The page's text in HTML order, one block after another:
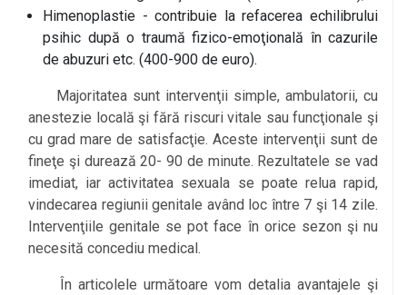
Himenoplastie - contribuie la refacerea echilibrului
psihic după o traumă fizico-emoţională în cazurile
de abuzuri etc. (400-900 de euro).
Majoritatea sunt intervenţii simple, ambulatorii, cu
anestezie locală şi fără riscuri vitale sau funcţionale şi
cu grad mare de satisfacţie. Aceste intervenţii sunt de
fineţe şi durează 20- 90 de minute. Rezultatele se vad
imediat, iar activitatea sexuala se poate relua rapid,
vindecarea regiunii genitale având loc între 7 şi 14 zile.
Intervenţiile genitale se pot face în orice sezon şi nu
necesită concediu medical.
În articolele următoare vom detalia avantajele şi